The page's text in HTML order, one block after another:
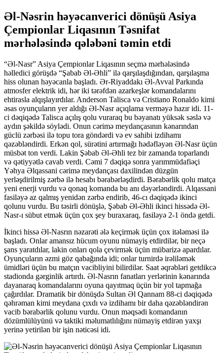
Əl-Nəsrin həyəcanverici dönüşü Asiya
Çempionlar Liqasının Təsnifat
mərhələsində qələbəni təmin etdi
“Əl-Nasr” Asiya Çempionlar Liqasının seçmə mərhələsində
həlledici görüşdə “Şabab Əl-Əhli” ilə qarşılaşdığından, qarşılaşma
hiss olunan həyəcanla başladı. Ər-Riyaddakı Əl-Avval Parkında
atmosfer elektrik idi, hər iki tərəfdən azarkeşlər komandalarını
ehtirasla alqışlayırdılar. Anderson Talisca və Cristiano Ronaldo kimi
əsas oyunçuların yer aldığı Əl-Nasr açıqlama verməyə hazır idi. 11-
ci dəqiqədə Talisca açılış qolu vuraraq bu bəyanatı yüksək səslə və
aydın şəkildə söylədi. Onun cərimə meydançasının kənarından
güclü zərbəsi ilə topu tora göndərdi və ev sahibi izdihamı
qəzəbləndirdi. Erkən qol, sürətini artırmağı hədəfləyən Əl-Nasr üçün
müsbət ton verdi. Lakin Şəbab Əl-Əhli tez bir zamanda toparlandı
və qətiyyətlə cavab verdi. Cəmi 7 dəqiqə sonra yarımmüdafiəçi
Yəhya Əlqassani cərimə meydançası daxilindən düzgün
yerləşdirilmiş zərbə ilə hesabı bərabərləşdirdi. Bərabərlik qolu matça
yeni enerji vurdu və qonaq komanda bu anı dəyərləndirdi. Alqassani
fasiləyə az qalmış yenidən zərbə endirib, 46-cı dəqiqədə ikinci
qolunu vurdu. Bu təsirli dönüşlə, Şəbab Əl-Əhli ikinci hissədə Əl-
Nasr-ı sübut etmək üçün çox şey buraxaraq, fasiləyə 2-1 öndə getdi.
İkinci hissə Əl-Nasrın nəzarəti ələ keçirmək üçün çox itələməsi ilə
başladı. Onlar amansız hücum oyunu nümayiş etdirdilər, bir neçə
şans yaratdılar, lakin onları qola çevirmək üçün mübarizə apardılar.
Oyunçuların əzmi göz qabağında idi; onlar turnirdə irəliləmək
ümidləri üçün bu matçın vacibliyini bilirdilər. Saat əqrəbləri getdikcə
stadionda gərginlik artırdı. Əl-Nasrın fanatları yerlərinin kənarında
dayanaraq komandalarını oyuna qayıtmaq üçün bir yol tapmağa
çağırdılar. Dramatik bir dönüşdə Sultan Əl Qannam 88-ci dəqiqədə
qəhrəman kimi meydana çıxdı və izdihamı bir daha qəzəbləndirən
vacib bərabərlik qolunu vurdu. Onun məqsədi komandanın
dözümlülüyünü və taktiki məlumatlılığını nümayiş etdirən yaxşı
yerinə yetirilən bir işin nəticəsi idi.